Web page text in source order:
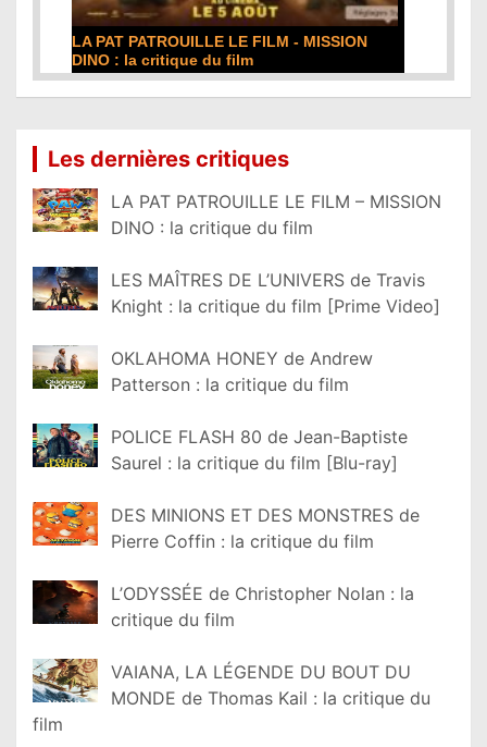
LA PAT PATROUILLE LE FILM - MISSION
DINO : la critique du film
Les dernières critiques
LA PAT PATROUILLE LE FILM – MISSION
DINO : la critique du film
LES MAÎTRES DE L’UNIVERS de Travis
Knight : la critique du film [Prime Video]
OKLAHOMA HONEY de Andrew
Patterson : la critique du film
POLICE FLASH 80 de Jean-Baptiste
Saurel : la critique du film [Blu-ray]
DES MINIONS ET DES MONSTRES de
Pierre Coffin : la critique du film
L’ODYSSÉE de Christopher Nolan : la
critique du film
VAIANA, LA LÉGENDE DU BOUT DU
MONDE de Thomas Kail : la critique du
film